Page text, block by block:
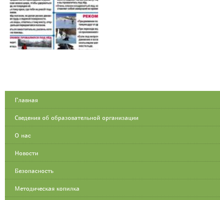
Главная
Сведения об образовательной организации
О нас
Новости
Безопасность
Методическая копилка